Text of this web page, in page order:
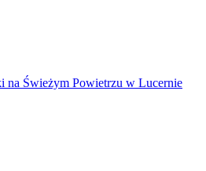
na Świeżym Powietrzu w Lucernie